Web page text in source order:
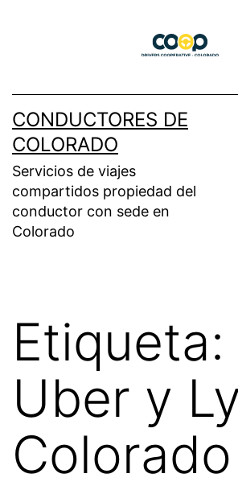
CONDUCTORES DE
COLORADO
Servicios de viajes
compartidos propiedad del
conductor con sede en
Colorado
Etiqueta:
Uber y
Colorado